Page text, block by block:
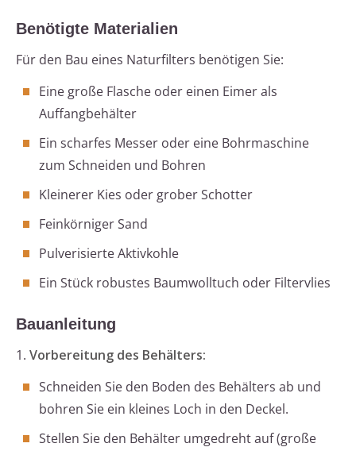
Benötigte Materialien
Für den Bau eines Naturfilters benötigen Sie:
Eine große Flasche oder einen Eimer als
Auffangbehälter
Ein scharfes Messer oder eine Bohrmaschine
zum Schneiden und Bohren
Kleinerer Kies oder grober Schotter
Feinkörniger Sand
Pulverisierte Aktivkohle
Ein Stück robustes Baumwolltuch oder Filtervlies
Bauanleitung
1. Vorbereitung des Behälters:
Schneiden Sie den Boden des Behälters ab und
bohren Sie ein kleines Loch in den Deckel.
Stellen Sie den Behälter umgedreht auf (große